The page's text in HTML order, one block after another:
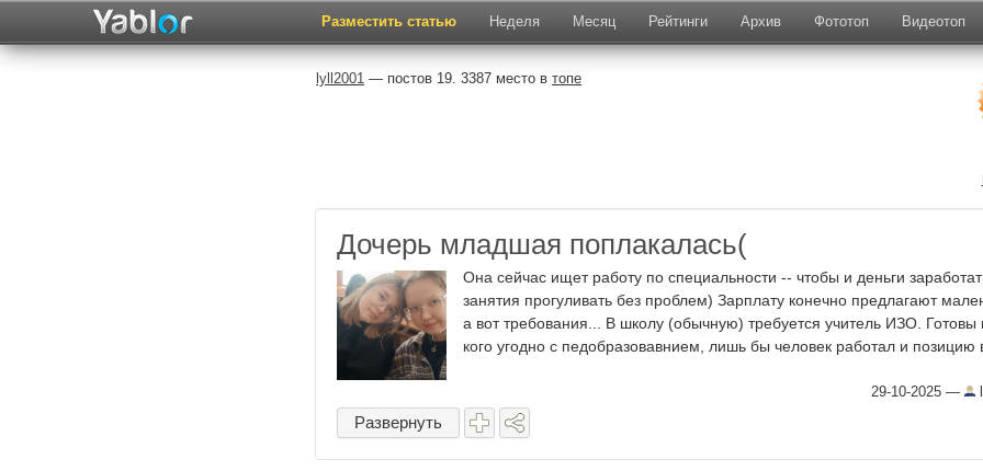
Разместить статью Неделя Месяц Рейтинги Архив Фототоп Видеотоп
lyll2001 — постов 19. 3387 место в топе
Дочерь младшая поплакалась(
Она сейчас ищет работу по специальности -- чтобы и деньги
занятия прогуливать без проблем) Зарплату конечно предлагают
а вот требования... В школу (обычную) требуется учитель ИЗО. Готовы
кого угодно с педобразовавнием, лишь бы человек работал и позицию в
29-10-2025 —
Развернуть